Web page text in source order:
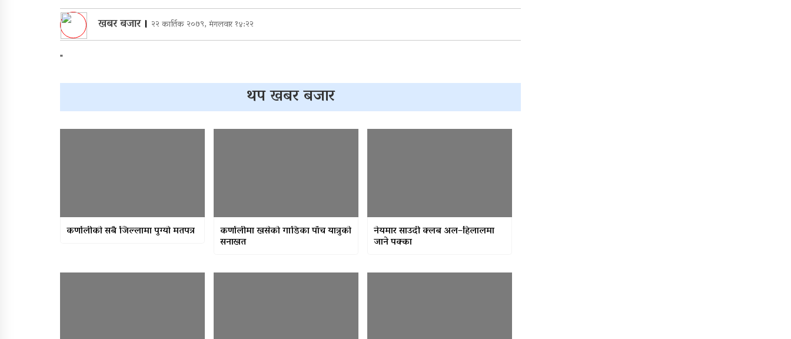
खबर बजार। २२ कार्तिक २०७९, मंगलवार १४:२२
"
थप खबर बजार
कर्णालीकाे सबै जिल्लामा पुग्यो मतपत्र कर्णालीमा खसेको गाडिका पाँच यात्रुको
सनाखत
नेयमार साउदी क्लब अल–हिलालमा
जाने पक्का